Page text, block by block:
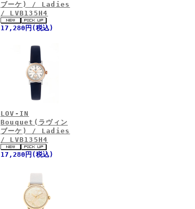
ブーケ) / Ladies
/ LVB135H4
17,280円(税込)
LOV-IN
Bouquet(ラヴィン
ブーケ) / Ladies
/ LVB135H4
17,280円(税込)